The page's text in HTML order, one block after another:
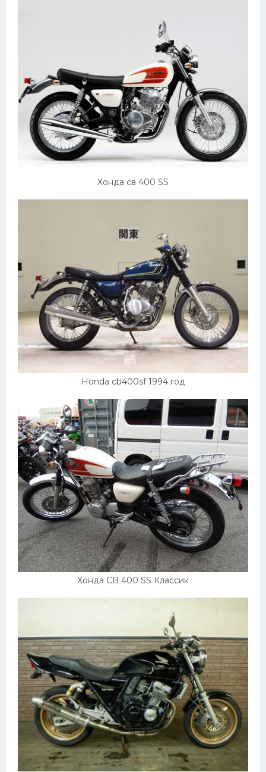
Хонда св 400 SS
Honda cb400sf 1994 год
Хонда CB 400 SS Классик